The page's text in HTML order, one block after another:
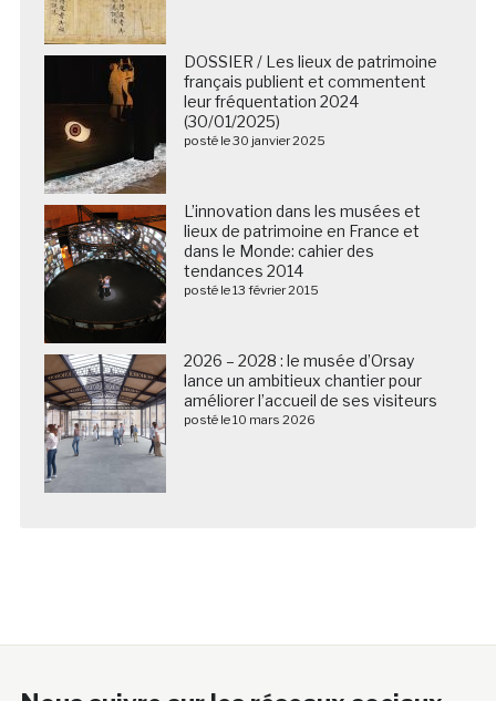
DOSSIER / Les lieux de patrimoine
français publient et commentent
leur fréquentation 2024
(30/01/2025)
posté le 30 janvier 2025
L’innovation dans les musées et
lieux de patrimoine en France et
dans le Monde: cahier des
tendances 2014
posté le 13 février 2015
2026 – 2028 : le musée d’Orsay
lance un ambitieux chantier pour
améliorer l’accueil de ses visiteurs
posté le 10 mars 2026